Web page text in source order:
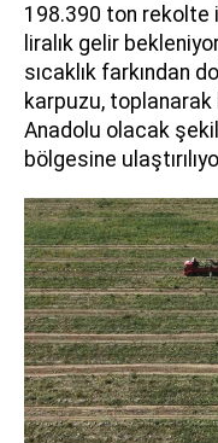
198.390 ton rekolte
liralık gelir
sıcaklık farkından
karpuzu,
Anadolu olacak
bölgesine